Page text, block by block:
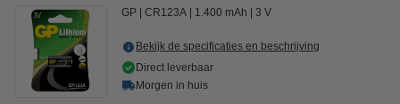
GP CR123A 1.400 mAh 3 V
Bekijk de specificaties en beschrijving
Direct leverbaar
Morgen in huis